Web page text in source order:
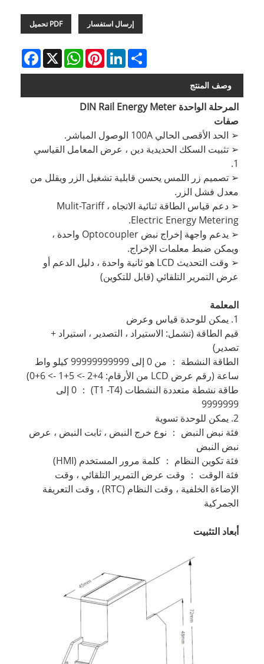
إرسال استفسار PDF تحميل
Facebook X
WhatsAppPinterestLinkedInShare
وصف المنتج
المرحلة الواحدة DIN Rail Energy Meter
صفات
➢ الحد الأقصى الحالي 100A الوصول المباشر.
➢ تثبيت السكك الحديدية دين ، عرض المعامل القياسي
1.
➢ تصميم زر اللمس يحسن قابلية تشغيل الزر ويقلل من
معدل فشل الزر.
➢ دعم قياس الطاقة ثنائية الاتجاه ، Mulit-Tariff
Electric Energy Metering.
➢ يدعم واجهة إخراج نبض Optocoupler واحدة ،
ويمكن ضبط معلمات الإخراج.
➢ وقت التحديث LCD هو ثانية واحدة ، دليل الدعم أو
عرض التمرير التلقائي (قابل للتكوين)
المعلمة
1. يمكن للوحدة قياس وعرض
قيم الطاقة (تشمل: الاستيراد ، التصدير ، استيراد +
تصدير)
الطاقة النشطة ： من 0 إلى 99999999999 كيلو واط
ساعة (رقم عرض LCD من الأرقام: 4+2 -> 5+1 -> 6+0)
طاقة نشطة متعددة النشطات (T1 -T4) ： 0 إلى
9999999
2. يمكن للوحدة تسوية
فئة نبض النبض ： نوع خرج النبض ، ثابت النبض ، عرض
نبض النبض
فئة تكوين النظام ： كلمة مرور المستخدم (HMI)
فئة الوقت ： وقت عرض التمرير التلقائي ، وقت
الإضاءة الخلفية ، وقت النظام (RTC) ، وقت التعريفة
الجمركية
أبعاد التثبيت